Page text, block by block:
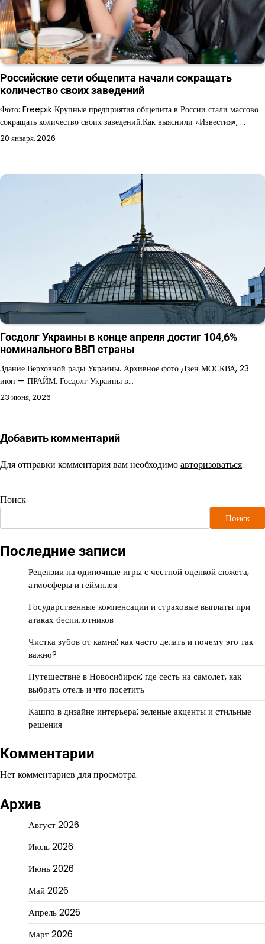
Российские сети общепита начали сокращать
количество своих заведений
Фото: Freepik Крупные предприятия общепита в России стали массово
сокращать количество своих заведений.Как выяснили «Известия», …
20 января, 2026
Госдолг Украины в конце апреля достиг 104,6%
номинального ВВП страны
Здание Верховной рады Украины. Архивное фото Дзен МОСКВА, 23
июн — ПРАЙМ. Госдолг Украины в…
23 июня, 2026
Добавить комментарий
Для отправки комментария вам необходимоавторизоваться.
Поиск
Поиск
Последние записи
Рецензии на одиночные игры с честной оценкой сюжета,
атмосферы и геймплея
Государственные компенсации и страховые выплаты при
атаках беспилотников
Чистка зубов от камня: как часто делать и почему это так
важно?
Путешествие в Новосибирск: где сесть на самолет, как
выбрать отель и что посетить
Кашпо в дизайне интерьера: зеленые акценты и стильные
решения
Комментарии
Нет комментариев для просмотра.
Архив
Август 2026
Июль 2026
Июнь 2026
Май 2026
Апрель 2026
Март 2026